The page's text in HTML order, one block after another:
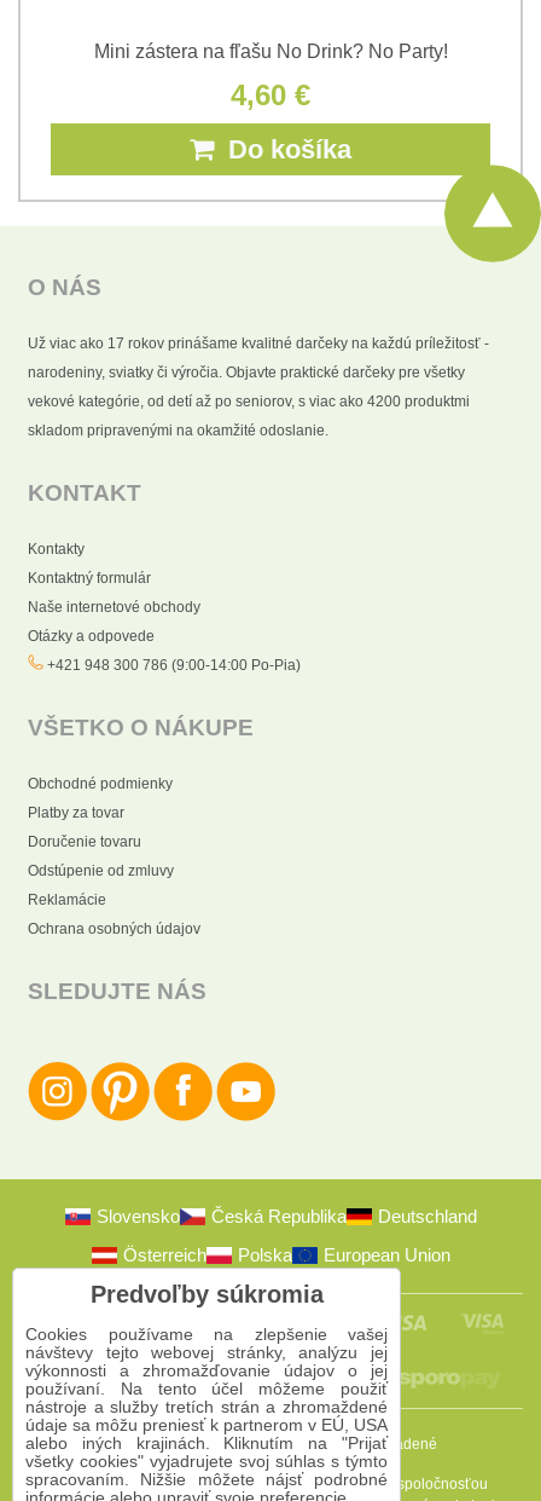
Mini zástera na fľašu No Drink? No Party!
4,60 €
Do košíka
O NÁS
Už viac ako 17 rokov prinášame kvalitné darčeky na každú príležitosť -
narodeniny, sviatky či výročia. Objavte praktické darčeky pre všetky
vekové kategórie, od detí až po seniorov, s viac ako 4200 produktmi
skladom pripravenými na okamžité odoslanie.
KONTAKT
Kontakty
Kontaktný formulár
Naše internetové obchody
Otázky a odpovede
+421 948 300 786 (9:00-14:00 Po-Pia)
VŠETKO O NÁKUPE
Obchodné podmienky
Platby za tovar
Doručenie tovaru
Odstúpenie od zmluvy
Reklamácie
Ochrana osobných údajov
SLEDUJTE NÁS
Slovensko Česká Republika
Deutschland
Österreich
Polska European Union
2009-2026 © Bomba s.r.o.Všetky práva vyhradené
Táto stránka je chránená programom reCAPTCHA a spoločnosťou
Predvoľby súkromia
Cookies používame na zlepšenie vašej
návštevy tejto webovej stránky, analýzu jej
výkonnosti a zhromažďovanie údajov o jej
používaní. Na tento účel môžeme použiť
nástroje a služby tretích strán a zhromaždené
údaje sa môžu preniesť k partnerom v EÚ, USA
alebo iných krajinách. Kliknutím na "Prijať
všetky cookies" vyjadrujete svoj súhlas s týmto
spracovaním. Nižšie môžete nájsť podrobné